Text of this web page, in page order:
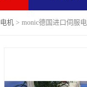
机 > monic德国进口伺服